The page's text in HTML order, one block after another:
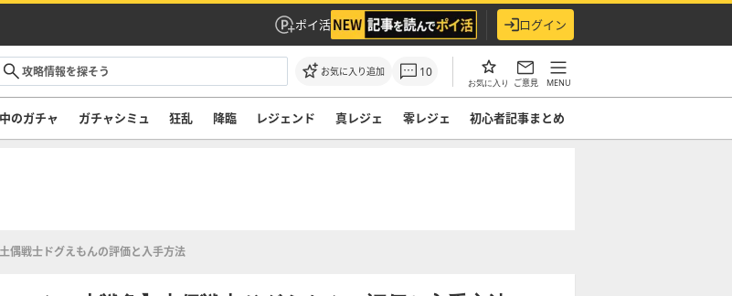
ポイ活 ログイン
お気に入り追加 10
お気に入り ご意見 MENU
のガチャ ガチャシミュ 狂乱 降臨 レジェンド 真レジェ 零レジェ 初心者記事まとめ
土偶戦士ドグえもんの評価と入手方法